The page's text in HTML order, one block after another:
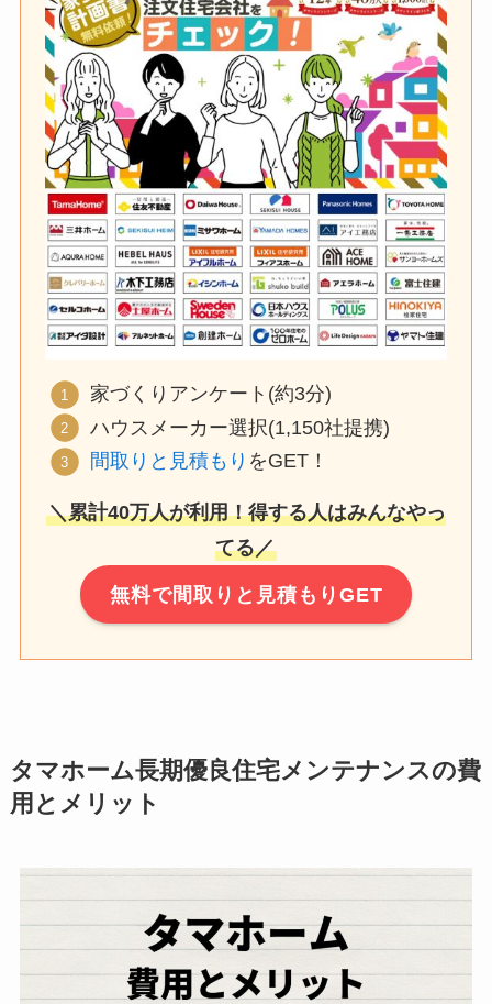
家づくりアンケート(約3分)
ハウスメーカー選択(1,150社提携)
間取りと見積もり をGET！
＼累計40万人が利用！得する人はみんなやっ
てる／
無料で間取りと見積もりGET
タマホーム長期優良住宅メンテナンスの費
用とメリット